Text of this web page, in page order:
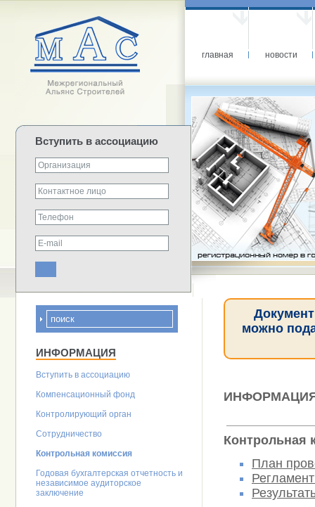
главная новости
Вступить в ассоциацию
ИНФОРМАЦИЯ
Вступить в ассоциацию
Компенсационный фонд
Контролирующий орган
Сотрудничество
Контрольная комиссия
Годовая бухгалтерская отчетность и
независимое аудиторское
заключение
можно
Контрольная
План